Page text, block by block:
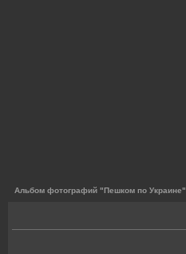
Альбом фотографий "Пешком по Украине"